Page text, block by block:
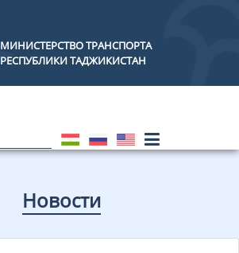
МИНИСТЕРСТВО ТРАНСПОРТА
РЕСПУБЛИКИ ТАДЖИКИСТАН
Новости